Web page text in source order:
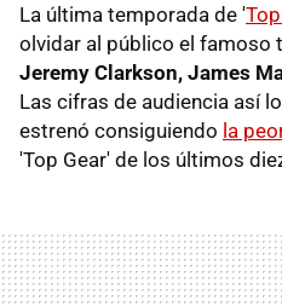
La última temporada de '
olvidar al público el famoso
Jeremy Clarkson, James
Las cifras de audiencia así
estrenó consiguiendo la
'Top Gear' de los últimos